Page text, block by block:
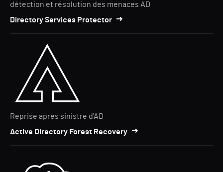
détection et résolution des menaces AD
Directory Services Protector
Reprise après sinistre d'AD
Active Directory Forest Recovery